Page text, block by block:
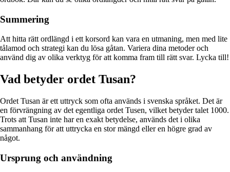
Summering
Att hitta rätt ordlängd i ett korsord kan vara en utmaning, men med lite
tålamod och strategi kan du lösa gåtan. Variera dina metoder och
använd dig av olika verktyg för att komma fram till rätt svar. Lycka till!
Vad betyder ordet Tusan?
Ordet Tusan är ett uttryck som ofta används i svenska språket. Det är
en förvrängning av det egentliga ordet Tusen, vilket betyder talet 1000.
Trots att Tusan inte har en exakt betydelse, används det i olika
sammanhang för att uttrycka en stor mängd eller en högre grad av
något.
Ursprung och användning